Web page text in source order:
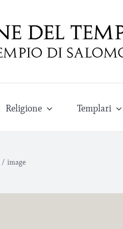
Religione Templari
/ image